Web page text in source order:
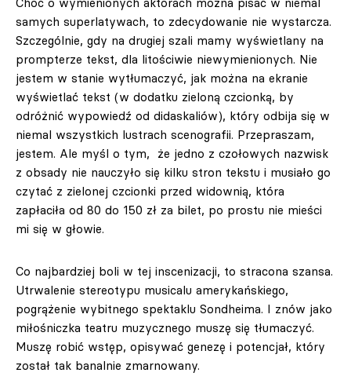
samych superlatywach, to zdecydowanie nie wystarcza.
Szczególnie, gdy na drugiej szali mamy wyświetlany na
prompterze tekst, dla litościwie niewymienionych. Nie
jestem w stanie wytłumaczyć, jak można na ekranie
wyświetlać tekst (w dodatku zieloną czcionką, by
odróżnić wypowiedź od didaskaliów), który odbija się w
niemal wszystkich lustrach scenografii. Przepraszam,
jestem. Ale myśl o tym, że jedno z czołowych nazwisk
z obsady nie nauczyło się kilku stron tekstu i musiało go
czytać z zielonej czcionki przed widownią, która
zapłaciła od 80 do 150 zł za bilet, po prostu nie mieści
mi się w głowie.
Co najbardziej boli w tej inscenizacji, to stracona szansa.
Utrwalenie stereotypu musicalu amerykańskiego,
pogrążenie wybitnego spektaklu Sondheima. I znów jako
miłośniczka teatru muzycznego muszę się tłumaczyć.
Muszę robić wstęp, opisywać genezę i potencjał, który
został tak banalnie zmarnowany.